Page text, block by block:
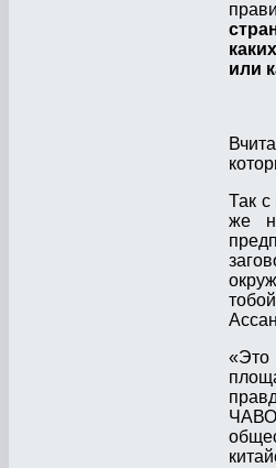
или
Так
же
«Это